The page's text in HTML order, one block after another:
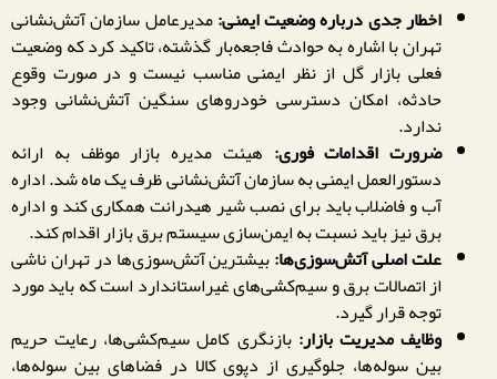
اخطار جدی درباره وضعیت ایمنی:مدیرعامل سازمان آتش‌نشانی
تهران با اشاره به حوادث فاجعه‌بار گذشته، تاکید کرد که وضعیت
فعلی بازار گل از نظر ایمنی مناسب نیست و در صورت وقوع
حادثه، امکان دسترسی خودروهای سنگین آتش‌نشانی وجود
ندارد.
ضرورت اقدامات فوری: هیئت مدیره بازار موظف به ارائه
دستورالعمل ایمنی به سازمان آتش‌نشانی ظرف یک ماه شد. اداره
آب و فاضلاب باید برای نصب شیر هیدرانت همکاری کند و اداره
برق نیز باید نسبت به ایمن‌سازی سیستم برق بازار اقدام کند.
علت اصلی آتش‌سوزی‌ها:بیشترین آتش‌سوزی‌ها در تهران ناشی
از اتصالات برق و سیم‌کشی‌های غیراستاندارد است که باید مورد
توجه قرار گیرد.
وظایف مدیریت بازار: بازنگری کامل سیم‌کشی‌ها، رعایت حریم
بین سوله‌ها، جلوگیری از دپوی کالا در فضاهای بین سوله‌ها،